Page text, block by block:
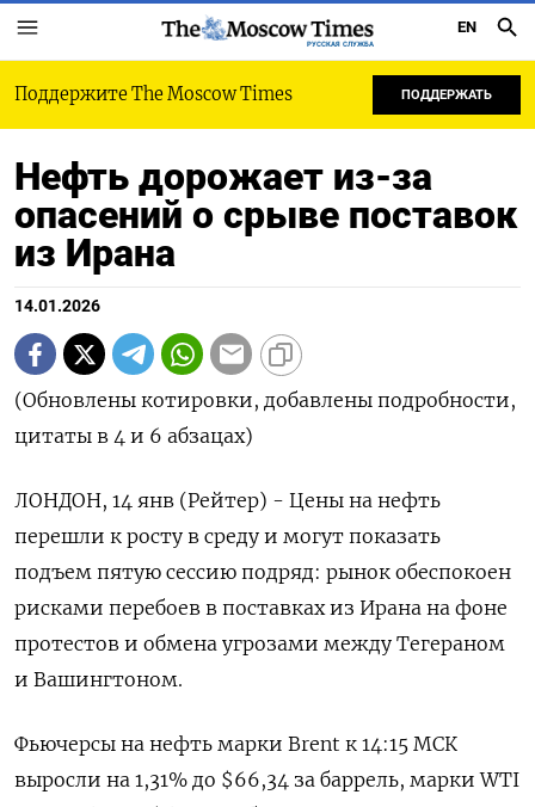
РУССКАЯ СЛУЖБА
EN
Поддержите The Moscow Times ПОДДЕРЖАТЬ
Нефть дорожает из-за
опасений о срыве поставок
из Ирана
14.01.2026
(Обновлены котировки, добавлены подробности,
цитаты в 4 и 6 абзацах)
ЛОНДОН, 14 янв (Рейтер) - Цены на нефть
перешли к росту в среду и могут показать
подъем ⁠пятую сессию подряд: рынок обеспокоен
рисками перебоев в поставках из Ирана на фоне
протестов и обмена угрозами между Тегераном
и Вашингтоном.
Фьючерсы на нефть марки Brent ⁠к 14:15 МСК ​
выросли на 1,31% до $66,34 ⁠за баррель, марки WTI